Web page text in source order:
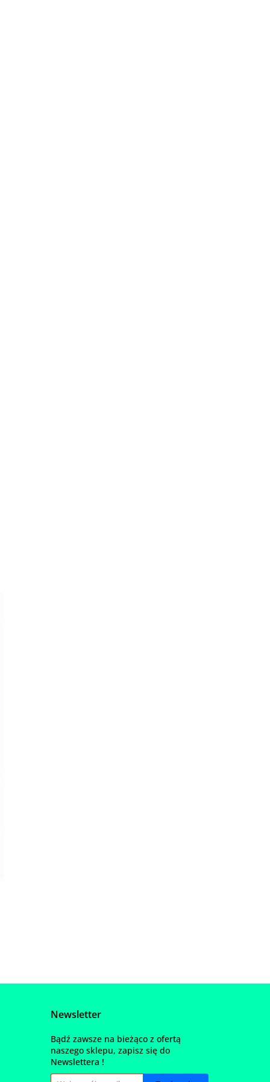
Newsletter
Bądź zawsze na bieżąco z ofertą
naszego sklepu, zapisz się do
Newslettera !